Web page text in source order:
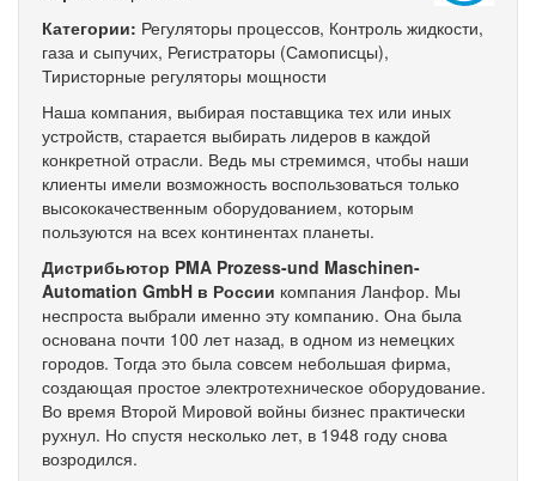
Категории: Регуляторы процессов, Контроль жидкости,
газа и сыпучих, Регистраторы (Самописцы),
Тиристорные регуляторы мощности
Наша компания, выбирая поставщика тех или иных
устройств, старается выбирать лидеров в каждой
конкретной отрасли. Ведь мы стремимся, чтобы наши
клиенты имели возможность воспользоваться только
высококачественным оборудованием, которым
пользуются на всех континентах планеты.
Дистрибьютор PMA Prozess-und Maschinen-
Automation GmbH в России компания Ланфор. Мы
неспроста выбрали именно эту компанию. Она была
основана почти 100 лет назад, в одном из немецких
городов. Тогда это была совсем небольшая фирма,
создающая простое электротехническое оборудование.
Во время Второй Мировой войны бизнес практически
рухнул. Но спустя несколько лет, в 1948 году снова
возродился.